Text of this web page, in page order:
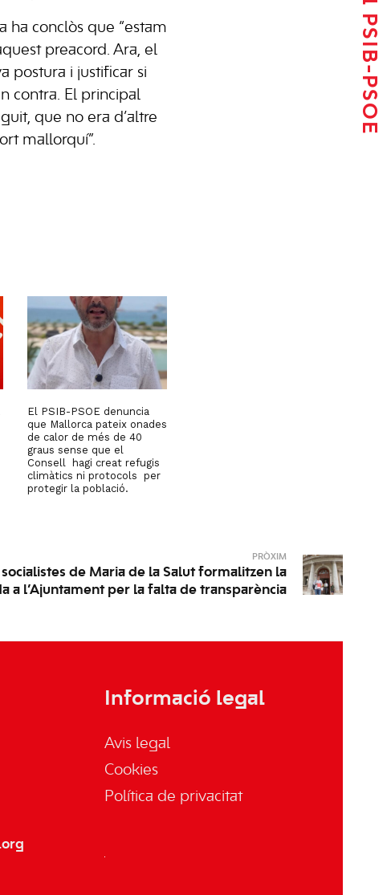
ha conclòs que “estam
preacord. Ara, el
postura i justificar si
contra. El principal
que no era d’altre
mallorquí”.
El PSIB-PSOE denuncia
que Mallorca pateix onades
de calor de més de 40
graus sense que el
Consell hagi creat refugis
climàtics ni protocols per
protegir la població.
PRÒXIM
socialistes de Maria de la Salut formalitzen la
a l’Ajuntament per la falta de transparència
Informació legal
Avis legal
Cookies
Política de privacitat